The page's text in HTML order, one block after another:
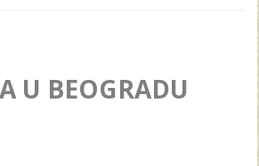
U BEOGRADU